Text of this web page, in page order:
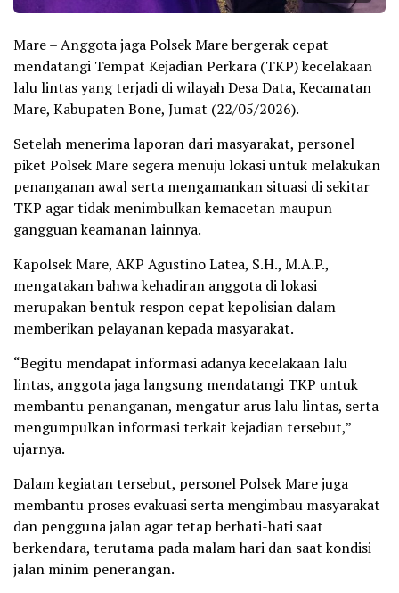
Mare – Anggota jaga Polsek Mare bergerak cepat
mendatangi Tempat Kejadian Perkara (TKP) kecelakaan
lalu lintas yang terjadi di wilayah Desa Data, Kecamatan
Mare, Kabupaten Bone, Jumat (22/05/2026).
Setelah menerima laporan dari masyarakat, personel
piket Polsek Mare segera menuju lokasi untuk melakukan
penanganan awal serta mengamankan situasi di sekitar
TKP agar tidak menimbulkan kemacetan maupun
gangguan keamanan lainnya.
Kapolsek Mare, AKP Agustino Latea, S.H., M.A.P.,
mengatakan bahwa kehadiran anggota di lokasi
merupakan bentuk respon cepat kepolisian dalam
memberikan pelayanan kepada masyarakat.
“Begitu mendapat informasi adanya kecelakaan lalu
lintas, anggota jaga langsung mendatangi TKP untuk
membantu penanganan, mengatur arus lalu lintas, serta
mengumpulkan informasi terkait kejadian tersebut,”
ujarnya.
Dalam kegiatan tersebut, personel Polsek Mare juga
membantu proses evakuasi serta mengimbau masyarakat
dan pengguna jalan agar tetap berhati-hati saat
berkendara, terutama pada malam hari dan saat kondisi
jalan minim penerangan.